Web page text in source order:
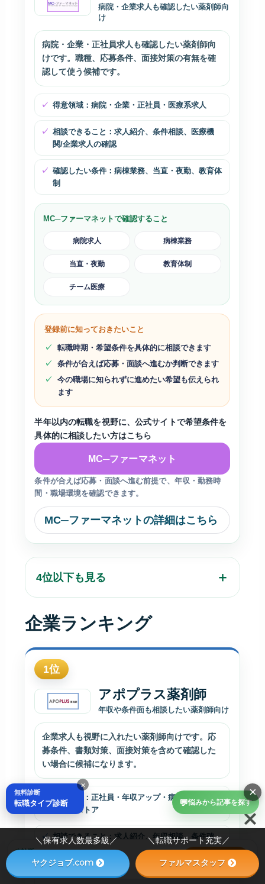
病院・企業求人も確認したい薬剤師向
け
病院・企業・正社員求人も確認したい薬剤師向
けです。職種、応募条件、面接対策の有無を確
認して使う候補です。
得意領域：病院・企業・正社員・医療系求人
相談できること：求人紹介、条件相談、医療機
関/企業求人の確認
確認したい条件：病棟業務、当直・夜勤、教育体
制
MC─ファーマネットで確認すること
病院求人 病棟業務
当直・夜勤 教育体制
チーム医療
登録前に知っておきたいこと
転職時期・希望条件を具体的に相談できます
条件が合えば応募・面談へ進むか判断できます
今の職場に知られずに進めたい希望も伝えられ
ます
半年以内の転職を視野に、公式サイトで希望条件を
具体的に相談したい方はこちら
MC─ファーマネット
条件が合えば応募・面談へ進む前提で、年収・勤務時
間・職場環境を確認できます。
MC─ファーマネットの詳細はこちら
4位以下も見る
企業ランキング
1位
アポプラス薬剤師
年収や条件面も相談したい薬剤師向け
企業求人も視野に入れたい薬剤師向けです。応
募条件、書類対策、面接対策を含めて確認した
い場合に候補になります。
得意領域：正社員・年収アップ・病院・企業・ド
ラッグストア
相談できること：求人紹介、年収相談、条件確
認、面接対策、キャリア相談
確認したい条件：職種、応募条件、書類・面接対
💬悩みから記事を探す
×
×
無料診断
転職タイプ診断
＼保有求人数最多級／ ＼転職サポート充実／
ヤクジョブ.com ファルマスタッフ
未診断
30秒でおすすめ2社を見る
診断する